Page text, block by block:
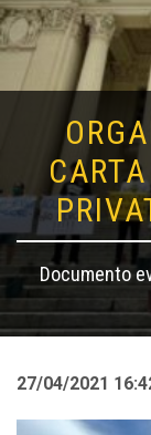
Documento
27/04/2021